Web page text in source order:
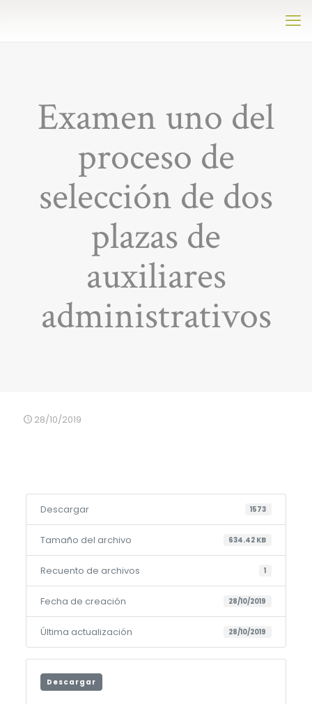
Examen uno del
proceso de
selección de dos
plazas de
auxiliares
administrativos
28/10/2019
Descargar 1573
Tamaño del archivo 634.42 KB
Recuento de archivos 1
Fecha de creación 28/10/2019
Última actualización 28/10/2019
Descargar